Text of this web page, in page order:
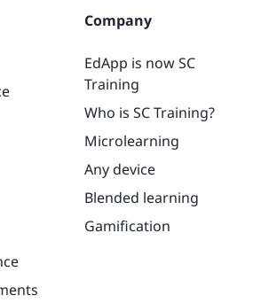
Company
EdApp is now SC
Training
Who is SC Training?
Microlearning
Any device
Blended learning
Gamification